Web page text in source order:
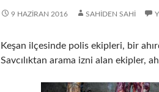
9 HAZIRAN 2016 SAHIDEN SAHI
Keşan ilçesinde polis ekipleri, bir
Savcılıktan arama izni alan ekipler,